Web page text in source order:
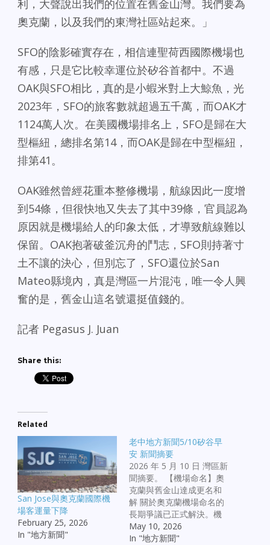
利，大聲說出我們的位置在舊金山灣。我們要為
奧克蘭，以及我們的東灣社區站起來。」
SFO的陰影確實存在，相信連聖荷西國際機場也
有感，只是它比較幸運位於矽谷首都中。不過
OAK與SFO相比，真的是小蝦米對上大鯨魚，光
2023年，SFO的旅客數就超過五千萬，而OAK才
1124萬人次。在美國機場排名上，SFO是歸在大
型樞紐，總排名第14，而OAK是歸在中型樞紐，
排第41。
OAK雖然曾經花重本整修機場，航線因此一度增
到54條，但很快地又失去了其中39條，官員認為
原因就是機場給人的印象太低，才導致航線難以
保留。OAK抱著破釜沉舟的鬥志，SFO則持著寸
土不讓的決心，但別忘了，SFO還位於San
Mateo縣境內，真是灣區一片混沌，唯一令人興
奮的是，舊金山這名號還挺值錢的。
記者 Pegasus J. Juan
Share this:
Related
San Jose與奧克蘭國際機
場客運量下降
February 25, 2026
In "地方新聞"
老中地方新聞5/10矽谷早
安 新聞摘要
2026 年 5 月 10 日 灣區新
聞摘要。 【機場命名】奧
克蘭與舊金山達成更名和
解 關於奧克蘭機場命名的
長期爭議已正式解決。機
場將更名為「奧克蘭舊金
山灣機場」（Oakland San
May 10, 2026
In "地方新聞"